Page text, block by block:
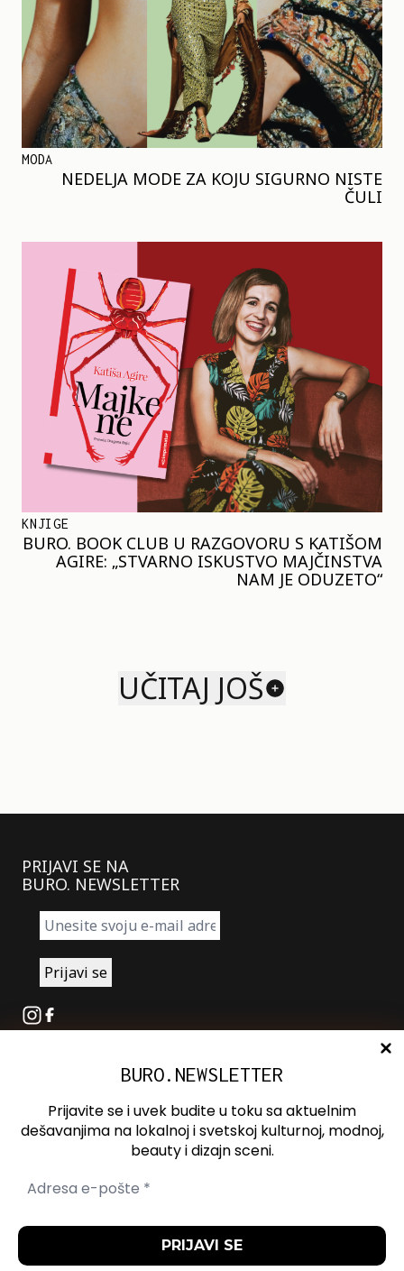
MODA
NEDELJA MODE ZA KOJU SIGURNO NISTE
ČULI
KNJIGE
BURO. BOOK CLUB U RAZGOVORU S KATIŠOM
AGIRE: „STVARNO ISKUSTVO MAJČINSTVA
NAM JE ODUZETO“
UČITAJ JOŠ
PRIJAVI SE NA
BURO. NEWSLETTER
Instagram
Facebook
Oglašavanje
Kontakt
Spotify
BURO.NEWSLETTER
Prijavite se i uvek budite u toku sa aktuelnim
dešavanjima na lokalnoj i svetskoj kulturnoj, modnoj,
beauty i dizajn sceni.